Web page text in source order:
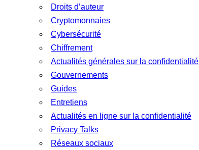
Droits d’auteur
Cryptomonnaies
Cybersécurité
Chiffrement
Actualités générales sur la confidentialité
Gouvernements
Guides
Entretiens
Actualités en ligne sur la confidentialité
Privacy Talks
Réseaux sociaux